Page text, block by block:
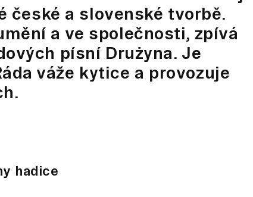
české a slovenské tvorbě.
a ve společnosti, zpívá
písní Drużyna. Je
váže kytice a provozuje
hadice